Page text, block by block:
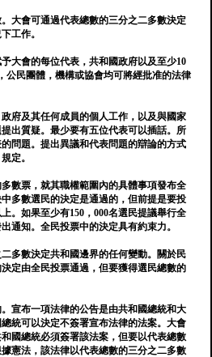
大會可通過代表總數的三分之二多數決定
工作。
大會的每位代表，共和國政府以及至少10
公民團體，機構或協會均可將經批准的法律
府及其任何成員的個人工作，以及與國家
出質疑。最少要有五位代表可以插話。所
問題。提出異議和代表問題的辯論的方式
定。
數票，就其職權範圍內的具體事項發布全
多數選民的決定是通過的，但前提是要投
。如果至少有150，000名選民提議舉行全
通知。全民投票中的決定具有約束力。
多數決定共和國邊界的任何變動。關於民
定由全民投票通過，但要獲得選民總數的
宣布一項法律的公告是由共和國總統和大
統可以決定不簽署宣布法律的法案。大會
國總統必須簽署該法案，但要以代表總數
憲法，該法律以代表總數的三分之二多數